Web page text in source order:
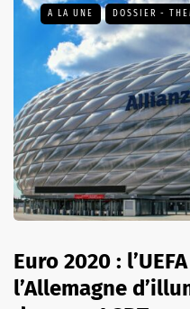
A LA UNE DOSSIER -
Euro 2020 :
l’Allemagne